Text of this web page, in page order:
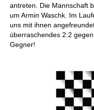
antreten. Die Mannschaft
um Armin Waschk. Im
uns mit ihnen
überraschendes 2:2
Gegner!